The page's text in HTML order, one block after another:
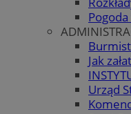
Jak
Urząd